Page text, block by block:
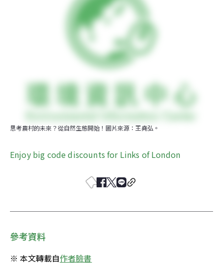
思考農村的未來？從自然生態開始！圖片來源：王堯弘。
Enjoy big code discounts for Links of London
參考資料
※ 本文轉載自作者臉書